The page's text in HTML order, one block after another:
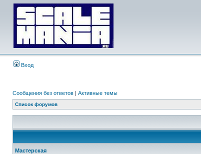
Вход
Сообщения без ответов | Активные темы
Список форумов
Мастерская